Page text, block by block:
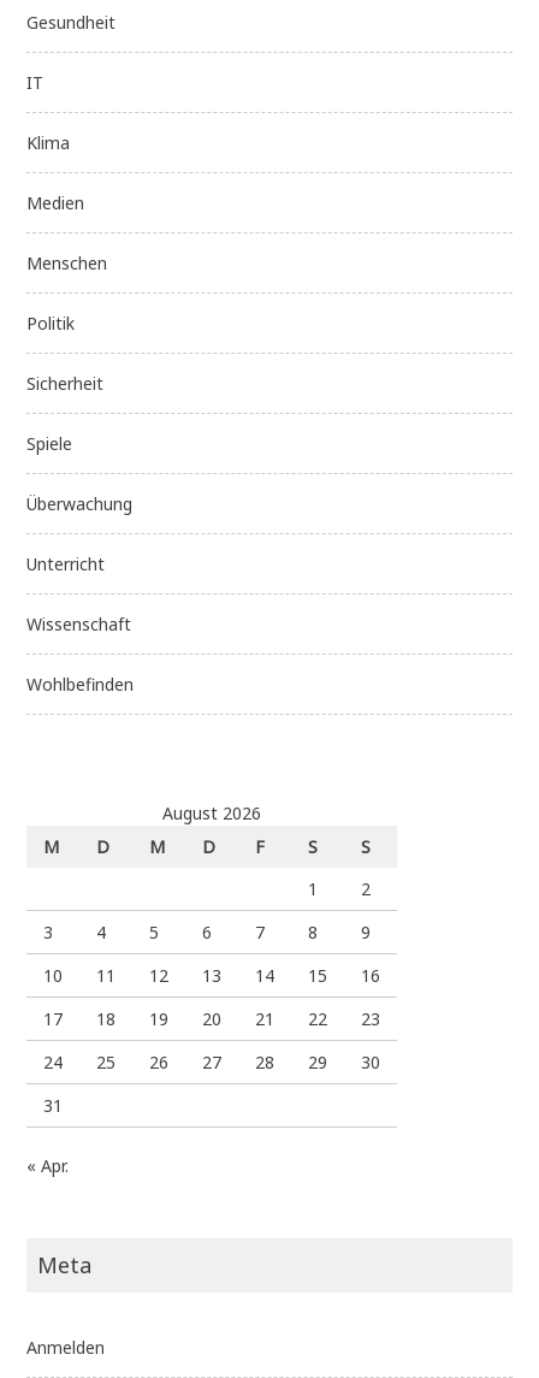
Gesundheit
IT
Klima
Medien
Menschen
Politik
Sicherheit
Spiele
Überwachung
Unterricht
Wissenschaft
Wohlbefinden
August 2026
M
D M D F S
S
1
2
3
4 5 6 7 8
9
10
11 12 13 14 15
16
17
18 19 20 21 22
23
24
25 26 27 28 29
30
31
« Apr.
Meta
Anmelden